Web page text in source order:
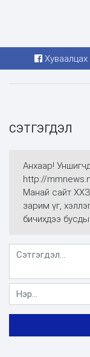
Хуваалцах
СЭТГЭГДЭЛ
Анхаар!
http://
Манай сайт
зарим үг,
бичихдээ